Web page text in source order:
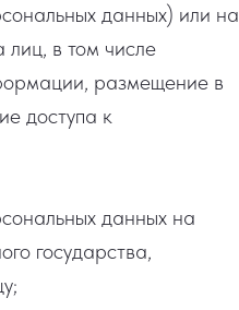
данных) или на
в том числе
размещение в
доступа к
данных на
государства,